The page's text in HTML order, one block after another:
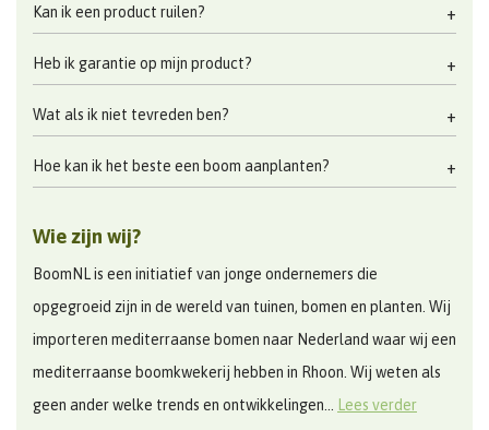
Kan ik een product ruilen?
Heb ik garantie op mijn product?
Wat als ik niet tevreden ben?
Hoe kan ik het beste een boom aanplanten?
Wie zijn wij?
BoomNL is een initiatief van jonge ondernemers die
opgegroeid zijn in de wereld van tuinen, bomen en planten. Wij
importeren mediterraanse bomen naar Nederland waar wij een
mediterraanse boomkwekerij hebben in Rhoon. Wij weten als
geen ander welke trends en ontwikkelingen...
Lees verder